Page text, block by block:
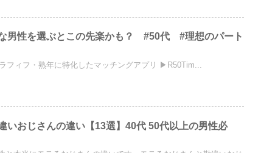
男性を選ぶとこの先楽かも？ #50代 #理想のパート
フィフ・熟年に特化したマッチングアプリ ▶R50Tim...
いおじさんの違い【13選】40代 50代以上の男性必